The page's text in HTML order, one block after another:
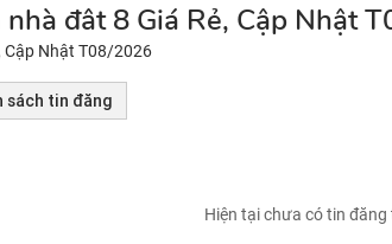
nhà đât 8 Giá Rẻ, Cập Nhật
Cập Nhật T08/2026
sách tin đăng
Hiện tại chưa có tin